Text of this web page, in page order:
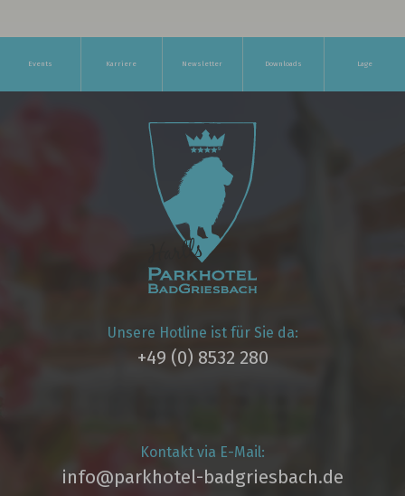
Events Karriere Newsletter Downloads Lage
Unsere Hotline ist für Sie da:
+49 (0) 8532 280
Kontakt via E-Mail:
info@parkhotel­-badgriesbach.de